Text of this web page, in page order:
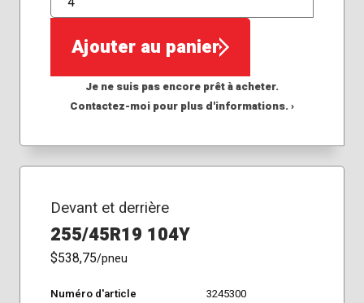
QTÉ
Ajouter au panier
Je ne suis pas encore prêt à acheter.
Contactez-moi pour plus d'informations. ›
Devant et derrière
255/45R19 104Y
$538,75/pneu
Numéro d'article
3245300